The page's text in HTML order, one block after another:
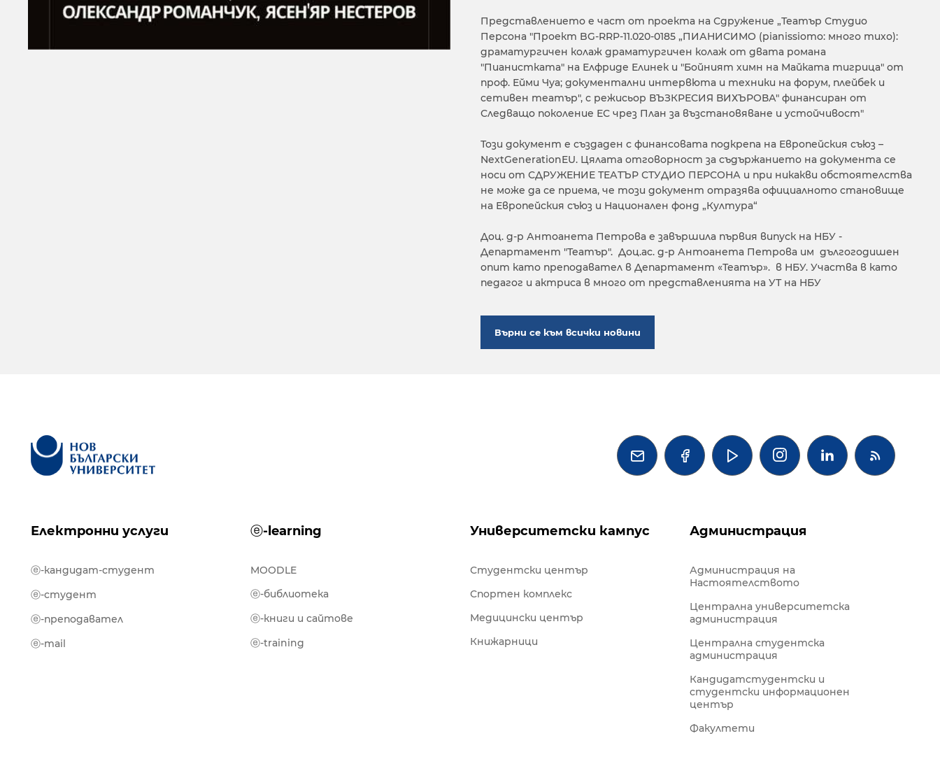
Представлението е част от проекта на Сдружение „Театър Студио
Персона "Проект BG-RRP-11.020-0185 „ПИАНИСИМО (pianissiomo: много тихо):
драматургичен колаж драматургичен колаж от двата романа
"Пианистката" на Елфриде Елинек и "Бойният химн на Майката тигрица" от
проф. Ейми Чуа; документални интервюта и техники на форум, плейбек и
сетивен театър", с режисьор ВЪЗКРЕСИЯ ВИХЪРОВА" финансиран от
Следващо поколение ЕС чрез План за възстановяване и устойчивост"
Този документ е създаден с финансовата подкрепа на Европейския съюз –
NextGenerationEU. Цялата отговорност за съдържанието на документа се
носи от СДРУЖЕНИЕ ТЕАТЪР СТУДИО ПЕРСОНА и при никакви обстоятелства
не може да се приема, че този документ отразява официалното становище
на Европейския съюз и Национален фонд „Култура“
Доц. д-р Антоанета Петрова е завършила първия випуск на НБУ -
Департамент "Театър". Доц.ас. д-р Антоанета Петрова им дългогодишен
опит като преподавател в Департамент «Театър». в НБУ. Участва в като
педагог и актриса в много от представленията на УТ на НБУ
Върни се към всички новини
   
Електронни услуги ⓔ-learning Университетски кампус Администрация
ⓔ-кандидат-студент
ⓔ-студент
ⓔ-преподавател
ⓔ-mail
MOODLE
ⓔ-библиотека
ⓔ-книги и сайтове
ⓔ-training
Студентски център
Спортен комплекс
Медицински център
Книжарници
Администрация на
Настоятелството
Централна университетска
администрация
Централна студентска
администрация
Кандидатстудентски и
студентски информационен
център
Факултети